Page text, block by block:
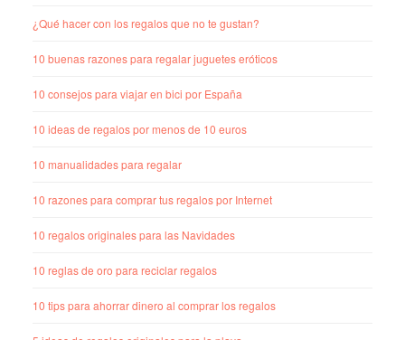
¿Qué hacer con los regalos que no te gustan?
10 buenas razones para regalar juguetes eróticos
10 consejos para viajar en bici por España
10 ideas de regalos por menos de 10 euros
10 manualidades para regalar
10 razones para comprar tus regalos por Internet
10 regalos originales para las Navidades
10 reglas de oro para reciclar regalos
10 tips para ahorrar dinero al comprar los regalos